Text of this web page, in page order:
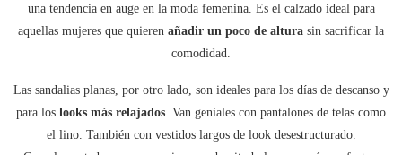
una tendencia en auge en la moda femenina. Es el calzado ideal para
aquellas mujeres que quieren añadir un poco de altura sin sacrificar la
comodidad.
Las sandalias planas, por otro lado, son ideales para los días de descanso y
para los looks más relajados . Van geniales con pantalones de telas como
el lino. También con vestidos largos de look desestructurado.